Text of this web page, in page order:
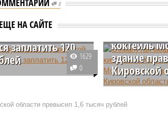
0
ЕЩЕ НА САЙТЕсвалки в
области
заплатить 120
районе Кировской
Полиция
1629
0
Обманутая
коктейль
здание
Кировской
Обманутая
Молотова в
области превысил 1,6 тысяч рублей